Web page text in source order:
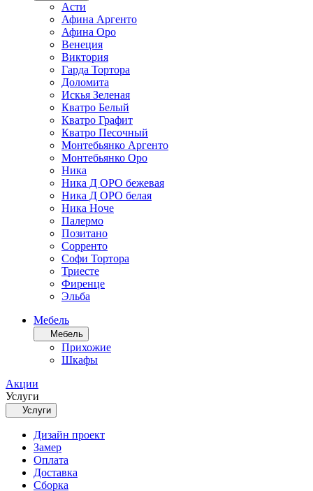
Асти
Афина Аргенто
Афина Оро
Венеция
Виктория
Гарда Тортора
Доломита
Искья Зеленая
Кватро Белый
Кватро Графит
Кватро Песочный
Монтебьянко Аргенто
Монтебьянко Оро
Ника
Ника Д ОРО бежевая
Ника Д ОРО белая
Ника Ноче
Палермо
Позитано
Сорренто
Софи Тортора
Триесте
Фиренце
Эльба
Мебель
Мебель
Прихожие
Шкафы
Акции
Услуги
Услуги
Дизайн проект
Замер
Оплата
Доставка
Сборка